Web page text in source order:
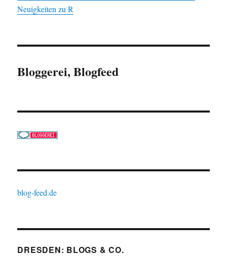
Neuigkeiten zu R
Bloggerei, Blogfeed
blog-feed.de
DRESDEN: BLOGS & CO.